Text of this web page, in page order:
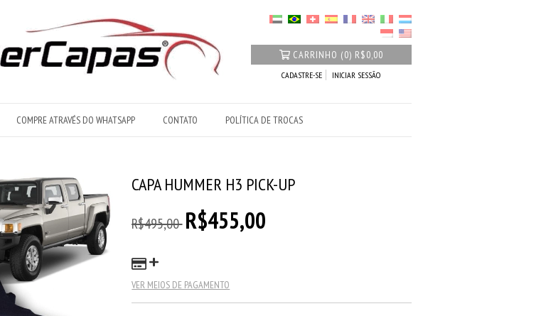
CARRINHO (0) R$0,00
CADASTRE-SE INICIAR SESSÃO
COMPRE ATRAVÉS DO WHATSAPP CONTATO POLÍTICA DE TROCAS
CAPA HUMMER H3 PICK-UP
R$495,00 R$455,00
VER MEIOS DE PAGAMENTO